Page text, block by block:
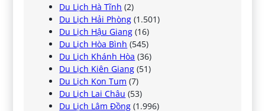
Du Lịch Hà Tĩnh (2)
Du Lịch Hải Phòng (1.501)
Du Lịch Hậu Giang (16)
Du Lịch Hòa Bình (545)
Du Lịch Khánh Hòa (36)
Du Lịch Kiên Giang (51)
Du Lịch Kon Tum (7)
Du Lịch Lai Châu (53)
Du Lịch Lâm Đồng (1.996)